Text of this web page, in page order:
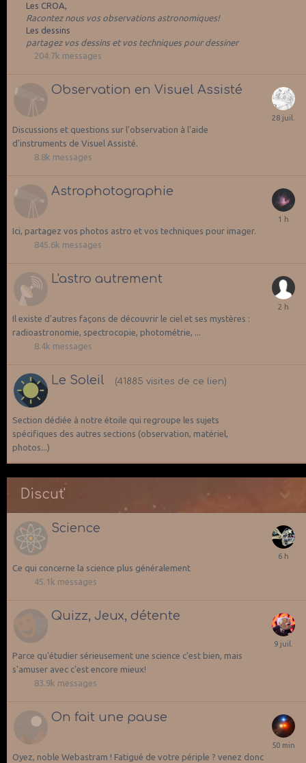
Les CROA
Racontez nous vos observations astronomiques!
Les dessins
partagez vos dessins et vos techniques pour dessiner
204.7k messages
Observation en Visuel Assisté
Discussions et questions sur l'observation à l'aide
d'instruments de Visuel Assisté.
8.8k messages
Astrophotographie
Ici, partagez vos photos astro et vos techniques pour imager.
845.6k messages
L'astro autrement
Il existe d'autres façons de découvrir le ciel et ses mystères :
radioastronomie, spectrocopie, photométrie, ...
8.4k messages
Le Soleil (41885 visites de ce lien)
Section dédiée à notre étoile qui regroupe les sujets
spécifiques des autres sections (observation, matériel,
photos...)
Discut'
Science
Ce qui concerne la science plus généralement
45.1k messages
Quizz, Jeux, détente
Parce qu'étudier sérieusement une science c'est bien, mais
s'amuser avec c'est encore mieux!
83.9k messages
On fait une pause
Oyez, noble Webastram ! Fatigué de votre périple ? venez donc